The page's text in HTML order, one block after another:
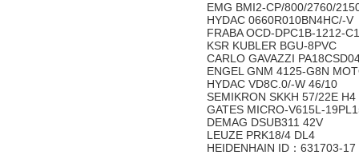
EMG BMI2-CP/800/2760/
HYDAC 0660R010BN4HC/-V
FRABA OCD-DPC1B-1212-
KSR KUBLER BGU-8PVC
CARLO GAVAZZI
ENGEL GNM 4125-G8N
HYDAC VD8C.0/-W 46/10
SEMIKRON SKKH 57/22E H4
GATES MICRO-V615L-
DEMAG DSUB311 42V
LEUZE PRK18/4 DL4
HEIDENHAIN ID：631703-17